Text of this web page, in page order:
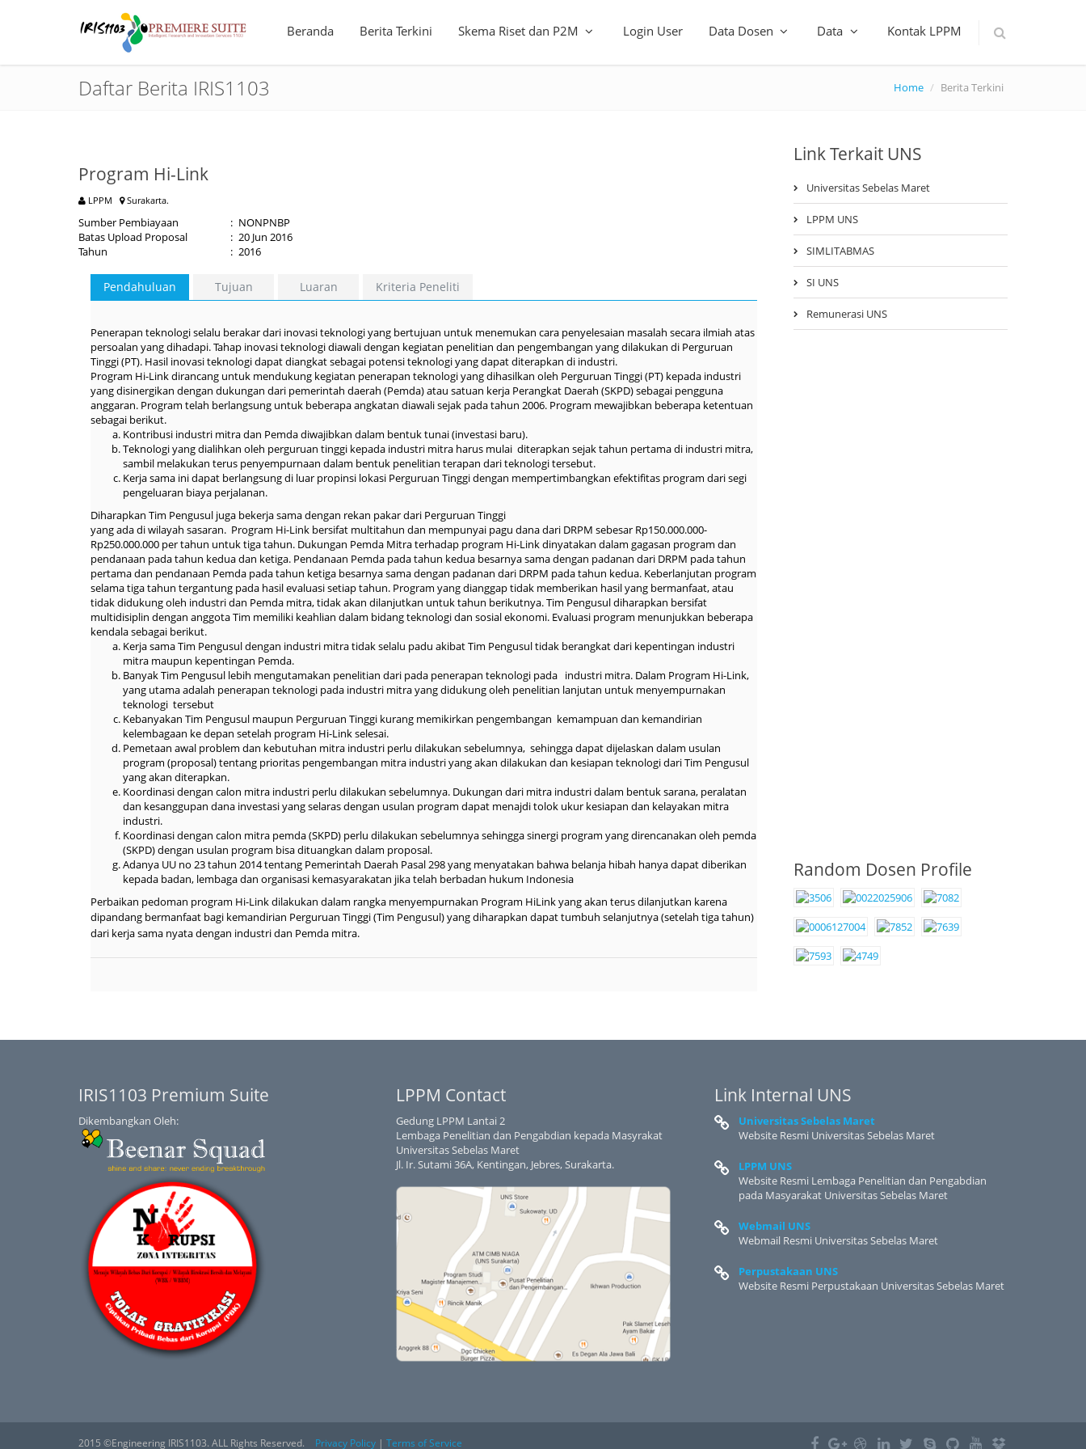
Beranda Berita Terkini Skema Riset dan P2M Login User Data Dosen Data Kontak LPPM
Daftar Berita IRIS1103 Home Berita Terkini
Program Hi-Link
LPPM Surakarta.
Sumber Pembiayaan : NONPNBP
Batas Upload Proposal
: 20 Jun 2016
Tahun
: 2016
Pendahuluan Tujuan Luaran Kriteria Peneliti
Penerapan teknologi selalu berakar dari inovasi teknologi yang bertujuan untuk menemukan cara penyelesaian masalah secara ilmiah atas
persoalan yang dihadapi. Tahap inovasi teknologi diawali dengan kegiatan penelitian dan pengembangan yang dilakukan di Perguruan
Tinggi (PT). Hasil inovasi teknologi dapat diangkat sebagai potensi teknologi yang dapat diterapkan di industri.
Program Hi-Link dirancang untuk mendukung kegiatan penerapan teknologi yang dihasilkan oleh Perguruan Tinggi (PT) kepada industri
yang disinergikan dengan dukungan dari pemerintah daerah (Pemda) atau satuan kerja Perangkat Daerah (SKPD) sebagai pengguna
anggaran. Program telah berlangsung untuk beberapa angkatan diawali sejak pada tahun 2006. Program mewajibkan beberapa ketentuan
sebagai berikut.
Kontribusi industri mitra dan Pemda diwajibkan dalam bentuk tunai (investasi baru).
Teknologi yang dialihkan oleh perguruan tinggi kepada industri mitra harus mulai diterapkan sejak tahun pertama di industri mitra,
sambil melakukan terus penyempurnaan dalam bentuk penelitian terapan dari teknologi tersebut.
Kerja sama ini dapat berlangsung di luar propinsi lokasi Perguruan Tinggi dengan mempertimbangkan efektifitas program dari segi
pengeluaran biaya perjalanan.
Diharapkan Tim Pengusul juga bekerja sama dengan rekan pakar dari Perguruan Tinggi
yang ada di wilayah sasaran. Program Hi-Link bersifat multitahun dan mempunyai pagu dana dari DRPM sebesar Rp150.000.000-
Rp250.000.000 per tahun untuk tiga tahun. Dukungan Pemda Mitra terhadap program Hi-Link dinyatakan dalam gagasan program dan
pendanaan pada tahun kedua dan ketiga. Pendanaan Pemda pada tahun kedua besarnya sama dengan padanan dari DRPM pada tahun
pertama dan pendanaan Pemda pada tahun ketiga besarnya sama dengan padanan dari DRPM pada tahun kedua. Keberlanjutan program
selama tiga tahun tergantung pada hasil evaluasi setiap tahun. Program yang dianggap tidak memberikan hasil yang bermanfaat, atau
tidak didukung oleh industri dan Pemda mitra, tidak akan dilanjutkan untuk tahun berikutnya. Tim Pengusul diharapkan bersifat
multidisiplin dengan anggota Tim memiliki keahlian dalam bidang teknologi dan sosial ekonomi. Evaluasi program menunjukkan beberapa
kendala sebagai berikut.
Kerja sama Tim Pengusul dengan industri mitra tidak selalu padu akibat Tim Pengusul tidak berangkat dari kepentingan industri
mitra maupun kepentingan Pemda.
Banyak Tim Pengusul lebih mengutamakan penelitian dari pada penerapan teknologi pada industri mitra. Dalam Program Hi-Link,
yang utama adalah penerapan teknologi pada industri mitra yang didukung oleh penelitian lanjutan untuk menyempurnakan
teknologi tersebut
Kebanyakan Tim Pengusul maupun Perguruan Tinggi kurang memikirkan pengembangan kemampuan dan kemandirian
kelembagaan ke depan setelah program Hi-Link selesai.
Pemetaan awal problem dan kebutuhan mitra industri perlu dilakukan sebelumnya, sehingga dapat dijelaskan dalam usulan
program (proposal) tentang prioritas pengembangan mitra industri yang akan dilakukan dan kesiapan teknologi dari Tim Pengusul
yang akan diterapkan.
Koordinasi dengan calon mitra industri perlu dilakukan sebelumnya. Dukungan dari mitra industri dalam bentuk sarana, peralatan
dan kesanggupan dana investasi yang selaras dengan usulan program dapat menajdi tolok ukur kesiapan dan kelayakan mitra
industri.
Koordinasi dengan calon mitra pemda (SKPD) perlu dilakukan sebelumnya sehingga sinergi program yang direncanakan oleh pemda
(SKPD) dengan usulan program bisa dituangkan dalam proposal.
Adanya UU no 23 tahun 2014 tentang Pemerintah Daerah Pasal 298 yang menyatakan bahwa belanja hibah hanya dapat diberikan
kepada badan, lembaga dan organisasi kemasyarakatan jika telah berbadan hukum Indonesia
Perbaikan pedoman program Hi-Link dilakukan dalam rangka menyempurnakan Program HiLink yang akan terus dilanjutkan karena
dipandang bermanfaat bagi kemandirian Perguruan Tinggi (Tim Pengusul) yang diharapkan dapat tumbuh selanjutnya (setelah tiga tahun)
dari kerja sama nyata dengan industri dan Pemda mitra.
Link Terkait UNS
Universitas Sebelas Maret
LPPM UNS
SIMLITABMAS
SI UNS
Remunerasi UNS
Random Dosen Profile
IRIS1103 Premium Suite
Dikembangkan Oleh:
LPPM Contact
Gedung LPPM Lantai 2
Lembaga Penelitian dan Pengabdian kepada Masyrakat
Universitas Sebelas Maret
Jl. Ir. Sutami 36A, Kentingan, Jebres, Surakarta.
Link Internal UNS
Universitas Sebelas Maret
Website Resmi Universitas Sebelas Maret
LPPM UNS
Website Resmi Lembaga Penelitian dan Pengabdian
pada Masyarakat Universitas Sebelas Maret
Webmail UNS
Webmail Resmi Universitas Sebelas Maret
Perpustakaan UNS
Website Resmi Perpustakaan Universitas Sebelas Maret
2015 ©Engineering IRIS1103. ALL Rights Reserved. Privacy Policy | Terms of Service